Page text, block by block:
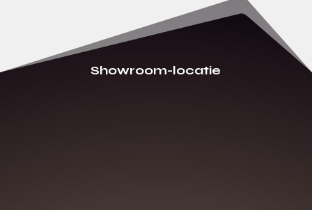
Showroom-locatie